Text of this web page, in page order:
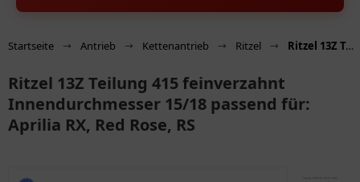
Startseite Antrieb Kettenantrieb Ritzel Ritzel 13Z Teilung 415 feinverzahnt Innendurchmesser 15/18 passend für: Aprilia RX, Red Rose, RS
Ritzel 13Z Teilung 415 feinverzahnt
Innendurchmesser 15/18 passend für:
Aprilia RX, Red Rose, RS